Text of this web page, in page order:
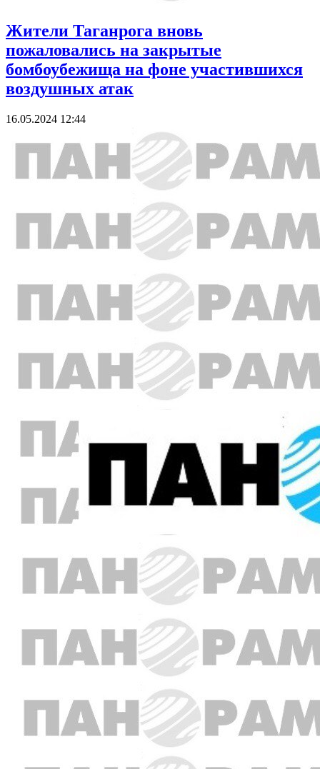
Жители Таганрога вновь
пожаловались на закрытые
бомбоубежища на фоне участившихся
воздушных атак
16.05.2024 12:44